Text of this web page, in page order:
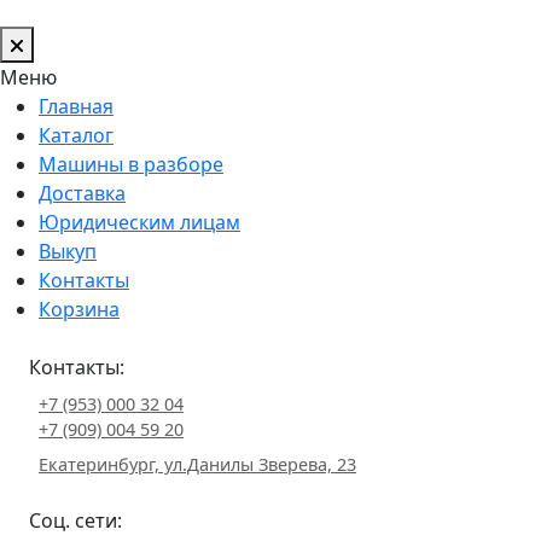
Меню
Главная
Каталог
Машины в разборе
Доставка
Юридическим лицам
Выкуп
Контакты
Корзина
Контакты:
+7 (953) 000 32 04
+7 (909) 004 59 20
Екатеринбург, ул.Данилы Зверева, 23
Соц. сети: